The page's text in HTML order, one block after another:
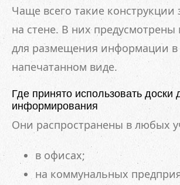
Чаще всего такие конструкции
на стене. В них
для размещения информации в
напечатанном виде.
Где принято использовать доски
информирования
Они распространены в любых
в офисах;
на коммунальных